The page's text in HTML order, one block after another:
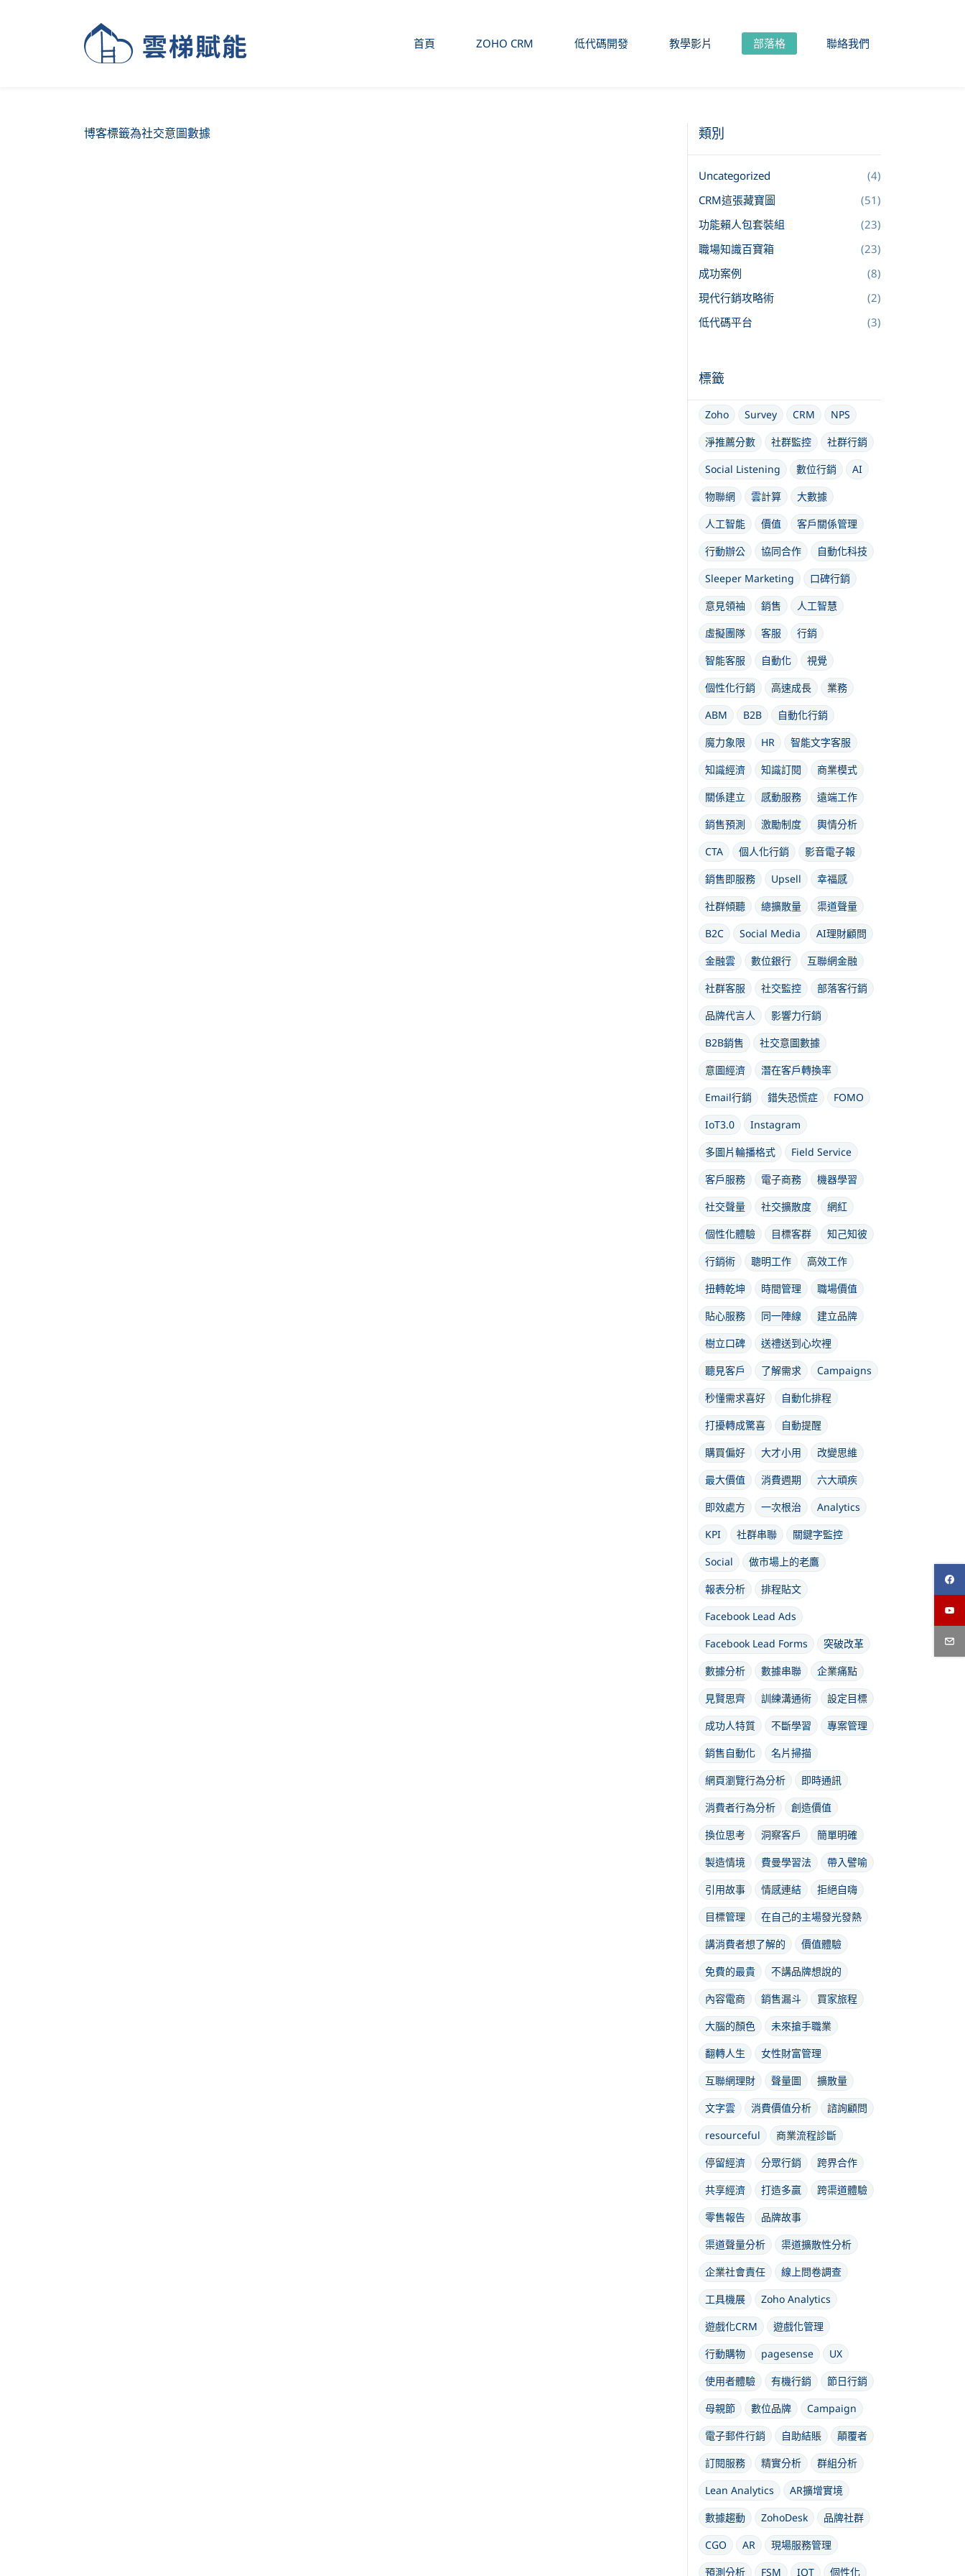
首頁 ZOHO CRM 低代碼開發 教學影片 部落格 聯絡我們
博客標籤為社交意圖數據 類別
Uncategorized
(4)
CRM這張藏寶圖
(51)
功能賴人包套裝組
(23)
職場知識百寶箱
(23)
成功案例
(8)
現代行銷攻略術
(2)
低代碼平台
(3)
標籤
Zoho Survey CRM
NPS
淨推薦分數
社群監控
社群行銷
Social Listening
數位行銷
AI
物聯網
雲計算
大數據
人工智能
價值
客戶關係管理
行動辦公
協同合作
自動化科技
Sleeper Marketing
口碑行銷
意見領袖
銷售
人工智慧
虛擬團隊
客服
行銷
智能客服
自動化
視覺
個性化行銷
高速成長
業務
ABM
B2B
自動化行銷
魔力象限
HR
智能文字客服
知識經濟
知識訂閱
商業模式
關係建立
感動服務
遠端工作
銷售預測
激勵制度
輿情分析
CTA
個人化行銷
影音電子報
銷售即服務
Upsell
幸福感
社群傾聽
總擴散量
渠道聲量
B2C
Social Media
AI理財顧問
金融雲
數位銀行
互聯網金融
社群客服
社交監控
部落客行銷
品牌代言人
影響力行銷
B2B銷售
社交意圖數據
意圖經濟
潛在客戶轉換率
Email行銷
錯失恐慌症
FOMO
IoT3.0
Instagram
多圖片輪播格式
Field Service
客戶服務
電子商務
機器學習
社交聲量
社交擴散度
網紅
個性化體驗
目標客群
知己知彼
行銷術
聰明工作
高效工作
扭轉乾坤
時間管理
職場價值
貼心服務
同一陣線
建立品牌
樹立口碑
送禮送到心坎裡
聽見客戶
了解需求
Campaigns
秒懂需求喜好
自動化排程
打擾轉成驚喜
自動提醒
購買偏好
大才小用
改變思維
最大價值
消費週期
六大頑疾
即效處方
一次根治
Analytics
KPI
社群串聯
關鍵字監控
Social
做市場上的老鷹
報表分析
排程貼文
Facebook Lead Ads
Facebook Lead Forms
突破改革
數據分析
數據串聯
企業痛點
見賢思齊
訓練溝通術
設定目標
成功人特質
不斷學習
專案管理
銷售自動化
名片掃描
網頁瀏覽行為分析
即時通訊
消費者行為分析
創造價值
換位思考
洞察客戶
簡單明確
製造情境
費曼學習法
帶入譬喻
引用故事
情感連結
拒絕自嗨
目標管理
在自己的主場發光發熱
講消費者想了解的
價值體驗
免費的最貴
不講品牌想說的
內容電商
銷售漏斗
買家旅程
大腦的顏色
未來搶手職業
翻轉人生
女性財富管理
互聯網理財
聲量圖
擴散量
文字雲
消費價值分析
諮詢顧問
resourceful
商業流程診斷
停留經濟
分眾行銷
跨界合作
共享經濟
打造多贏
跨渠道體驗
零售報告
品牌故事
渠道聲量分析
渠道擴散性分析
企業社會責任
線上問卷調查
工具機展
Zoho Analytics
遊戲化CRM
遊戲化管理
行動購物
pagesense
UX
使用者體驗
有機行銷
節日行銷
母親節
數位品牌
Campaign
電子郵件行銷
自助結賬
顛覆者
訂閱服務
精實分析
群組分析
Lean Analytics
AR擴增實境
數據趨動
ZohoDesk
品牌社群
CGO
AR
現場服務管理
預測分析
FSM IOT 個性化